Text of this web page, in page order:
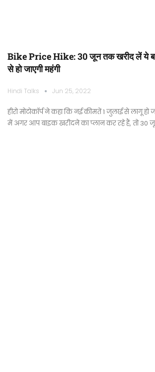
Bike Price Hike: 30 जून तक खरीद लें ये
से हो जाएगी महंगी
Hindi Talks Jun 25, 2022
हीरो मोटोकॉर्प ने कहा कि नई कीमतें 1 जुलाई से लागू हो
में अगर आप बाइक खरीदने का प्लान कर रहे हैं, तो 30